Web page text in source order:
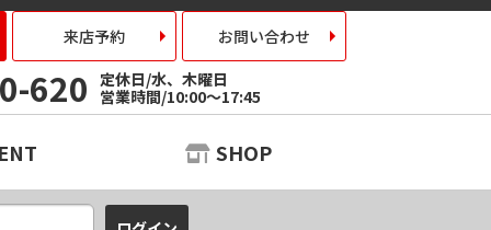
来店予約 お問い合わせ
620
定休日/水、木曜日
営業時間/10:00～17:45
SHOP